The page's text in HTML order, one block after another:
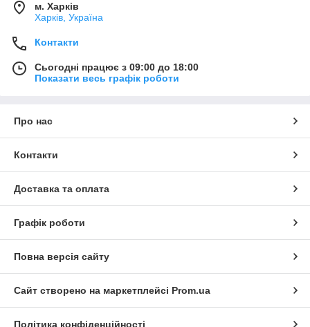
м. Харків
Харків, Україна
Контакти
Сьогодні працює з 09:00 до 18:00
Показати весь графік роботи
Про нас
Контакти
Доставка та оплата
Графік роботи
Повна версія сайту
Сайт створено на маркетплейсі Prom.ua
Політика конфіденційності